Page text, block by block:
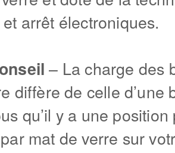
arrêt électroniques.
– La charge des
diffère de celle d’une
qu’il y a une
mat de verre sur